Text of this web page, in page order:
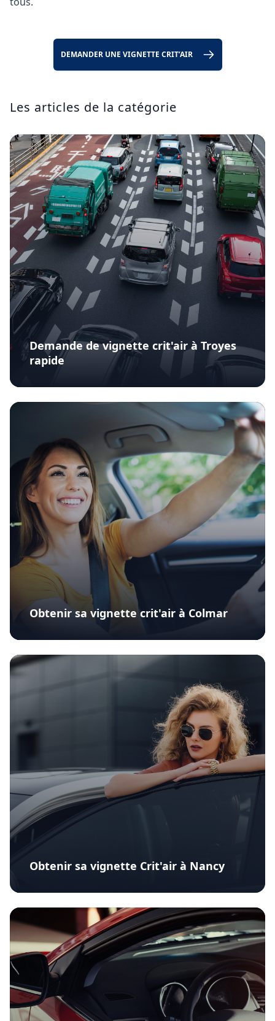
DEMANDER UNE VIGNETTE CRIT’AIR
Les articles de la catégorie
Demande de vignette crit'air à Troyes
rapide
Obtenir sa vignette crit'air à Colmar
Obtenir sa vignette Crit'air à Nancy